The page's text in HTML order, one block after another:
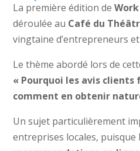
La première édition de
déroulée au Café du
vingtaine d’entrepreneurs
Le thème abordé lors de
« Pourquoi les avis
comment en obtenir
Un sujet particulièrement
entreprises locales, puisque